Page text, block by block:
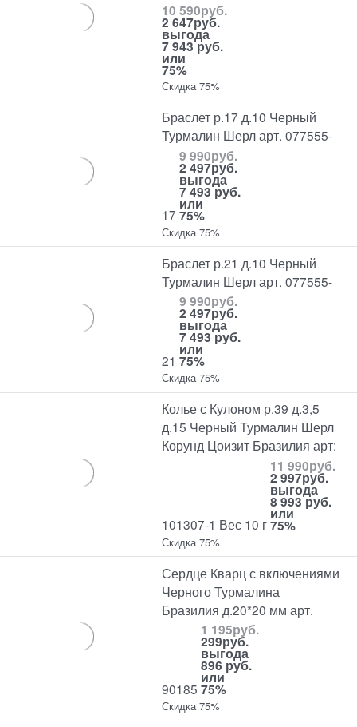
10 590руб.
2 647руб.
выгода
7 943 руб.
или
75%
Скидка 75%
Браслет р.17 д.10 Черный
Турмалин Шерл арт. 077555-
17
9 990руб.
2 497руб.
выгода
7 493 руб.
или
75%
Скидка 75%
Браслет р.21 д.10 Черный
Турмалин Шерл арт. 077555-
21
9 990руб.
2 497руб.
выгода
7 493 руб.
или
75%
Скидка 75%
Колье с Кулоном р.39 д.3,5
д.15 Черный Турмалин Шерл
Корунд Цоизит Бразилия арт:
101307-1 Вес 10 г
11 990руб.
2 997руб.
выгода
8 993 руб.
или
75%
Скидка 75%
Сердце Кварц с включениями
Черного Турмалина
Бразилия д.20*20 мм арт.
90185
1 195руб.
299руб.
выгода
896 руб.
или
75%
Скидка 75%